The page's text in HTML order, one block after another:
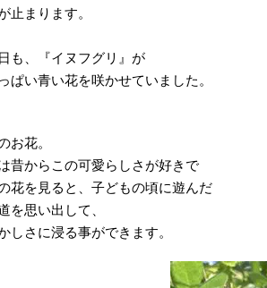
止まります。
も、『イヌフグリ』が
ぱい青い花を咲かせていました。
お花。
昔からこの可愛らしさが好きで
花を見ると、子どもの頃に遊んだ
を思い出して、
しさに浸る事ができます。